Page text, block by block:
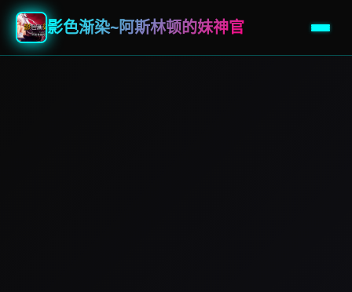
影色渐染~阿斯林顿的妹神官